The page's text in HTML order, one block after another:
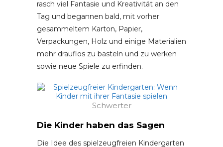
rasch viel Fantasie und Kreativität an den
Tag und begannen bald, mit vorher
gesammeltem Karton, Papier,
Verpackungen, Holz und einige Materialien
mehr drauflos zu basteln und zu werken
sowie neue Spiele zu erfinden.
Schwerter
Die Kinder haben das Sagen
Die Idee des spielzeugfreien Kindergarten